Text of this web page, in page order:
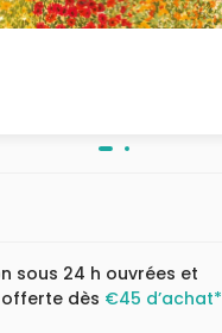
sous 24 h ouvrées et
dès €45 d’achat*